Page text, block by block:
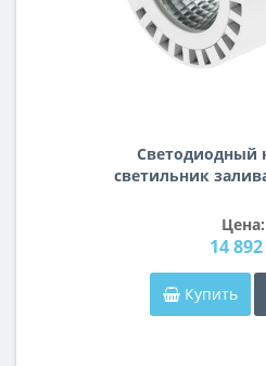
Светодиодный
светильник
Цена:
14
Купить